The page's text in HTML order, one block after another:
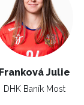
Franková Julie
DHK Baník Most